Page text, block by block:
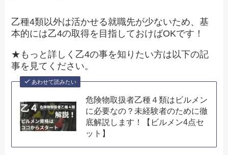
乙種4類以外は活かせる就職先が少ないため、基
本的には乙4の取得を目指しておけばOKです！
★もっと詳しく乙4の事を知りたい方は以下の記
事を見てください。
あわせて読みたい
危険物取扱者乙種４類はビルメン
に必要なの？未経験者のために徹
底解説します！【ビルメン4点セ
ット】